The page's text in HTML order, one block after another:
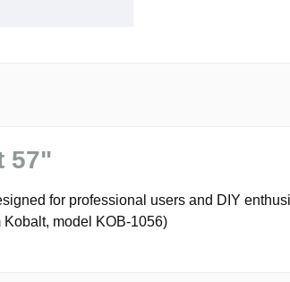
57"
for professional users and DIY
model KOB-1056)